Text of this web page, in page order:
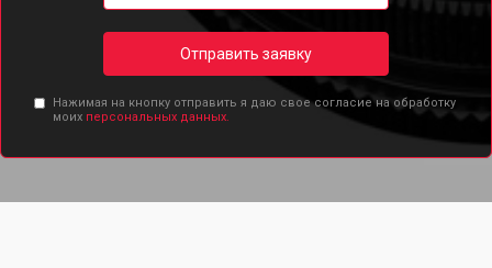
Отправить заявку
Нажимая на кнопку отправить я даю свое согласие на обработку
моих персональных данных.